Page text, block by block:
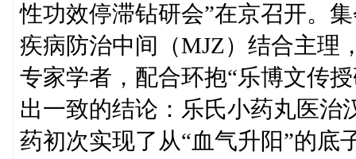
性功效停滞钻研会”在京召开。
疾病防治中间（MJZ）结合主理
专家学者，配合环抱“乐博文传
出一致的结论：乐氏小药丸医治
药初次实现了从“血气升阳”的底